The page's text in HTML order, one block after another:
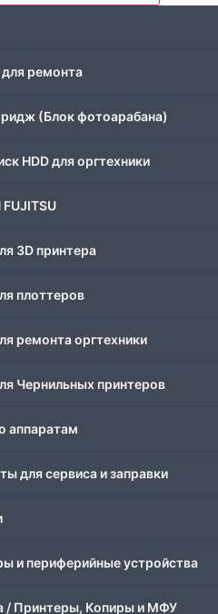
ремонта
(Блок фотоарабана)
HDD для оргтехники
3D принтера
плоттеров
ремонта оргтехники
Чернильных принтеров
аппаратам
для сервиса и заправки
и периферийные устройства
/ Принтеры, Копиры и МФУ